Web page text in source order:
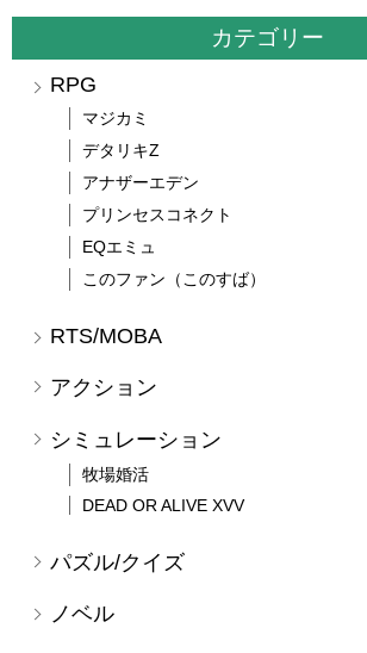
カテゴリー
RPG
マジカミ
デタリキZ
アナザーエデン
プリンセスコネクト
EQエミュ
このファン（このすば）
RTS/MOBA
アクション
シミュレーション
牧場婚活
DEAD OR ALIVE XVV
パズル/クイズ
ノベル